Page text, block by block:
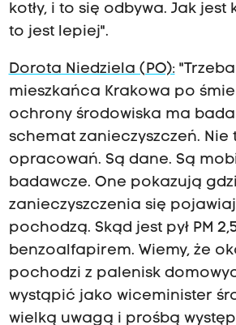
kotły, i to się odbywa. Jak jest
to jest lepiej".
Dorota Niedziela (PO):
mieszkańca Krakowa po
ochrony środowiska ma
schemat zanieczyszczeń. Nie
opracowań. Są dane. Są
badawcze. One pokazują
zanieczyszczenia się
pochodzą. Skąd jest pył PM
benzoalfapirem. Wiemy, że
pochodzi z palenisk
wystąpić jako wiceminister
wielką uwagą i prośbą